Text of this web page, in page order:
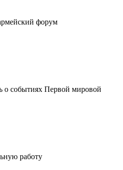
форум
о событиях Первой мировой
работу